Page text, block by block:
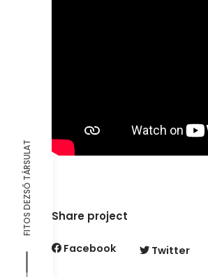
FITOS DEZSŐ TÁRSULAT Share project
Facebook Twitter